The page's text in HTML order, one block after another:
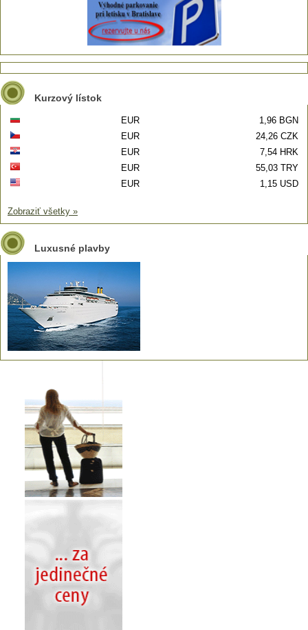
Kurzový lístok
EUR
1,96 BGN
EUR
24,26 CZK
EUR
7,54 HRK
EUR
55,03 TRY
EUR
1,15 USD
Zobraziť všetky »
Luxusné plavby